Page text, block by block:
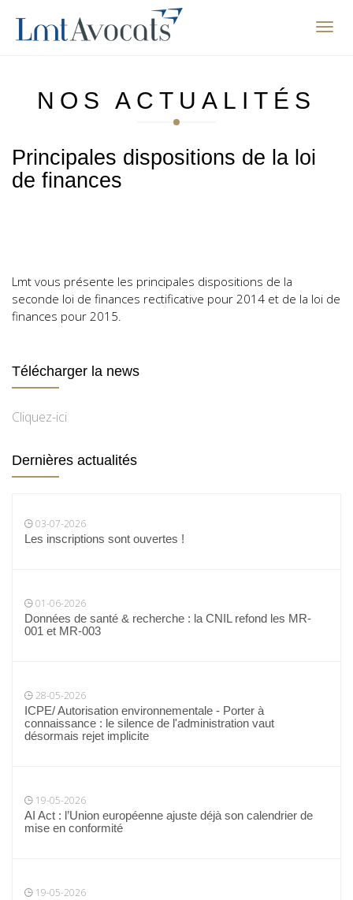
NOS ACTUALITÉS
Principales dispositions de la loi
de finances
Lmt vous présente les principales dispositions de la
seconde loi de finances rectificative pour 2014 et de la loi de
finances pour 2015.
Télécharger la news
Cliquez-ici
Dernières actualités
03-07-2026
Les inscriptions sont ouvertes !
01-06-2026
Données de santé & recherche : la CNIL refond les MR-
001 et MR-003
28-05-2026
ICPE/ Autorisation environnementale - Porter à
connaissance : le silence de l'administration vaut
désormais rejet implicite
19-05-2026
AI Act : l’Union européenne ajuste déjà son calendrier de
mise en conformité
19-05-2026